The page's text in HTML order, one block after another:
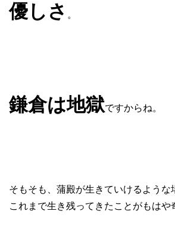
優しさ 。
鎌倉は地獄ですからね。
そもそも、蒲殿が生きていけるような
これまで生き残ってきたことがもはや